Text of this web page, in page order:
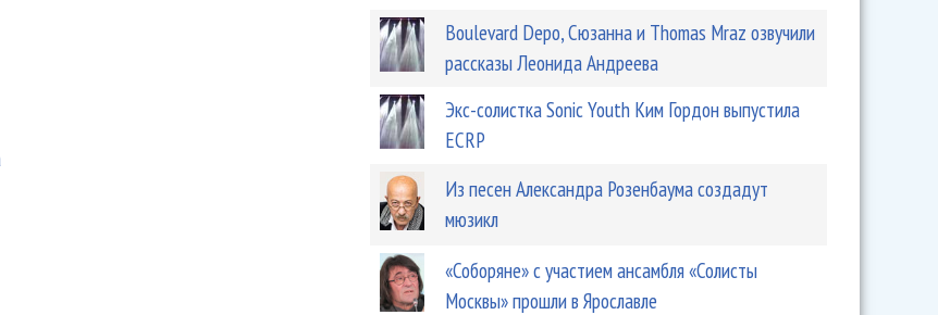
Boulevard Depo, Сюзанна и Thomas Mraz озвучили
рассказы Леонида Андреева
Экс-солистка Sonic Youth Ким Гордон выпустила
ECRP
Из песен Александра Розенбаума создадут
мюзикл
«Соборяне» с участием ансамбля «Солисты
Москвы» прошли в Ярославле